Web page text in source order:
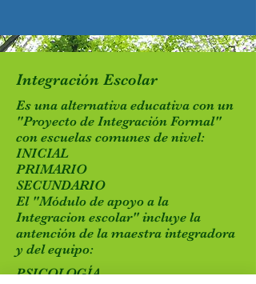
Integración Escolar
Es una alternativa educativa con un
"Proyecto de Integración Formal"
con escuelas comunes de nivel:
INICIAL
PRIMARIO
SECUNDARIO
El "Módulo de apoyo a la
Integracion escolar" incluye la
antención de la maestra integradora
y del equipo:
PSICOLOGÍA